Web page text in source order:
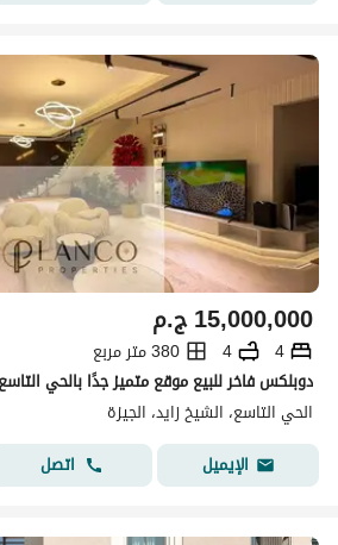
ج.م15,000,000
4
4
380 متر مربع
الحي التاسع، الشيخ زايد، الجيزة
الإيميل
اتصل